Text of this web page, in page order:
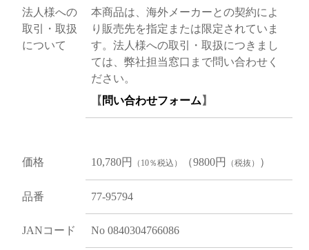
法人様への
取引・取扱
について
本商品は、海外メーカーとの契約によ
り販売先を指定または限定されていま
す。法人様への取引・取扱につきまし
ては、弊社担当窓口まで問い合わせく
ださい。
【 問い合わせフォーム 】
価格 10,780円 （10％税込） （9800円 （税抜） ）
品番 77-95794
JANコード No 0840304766086